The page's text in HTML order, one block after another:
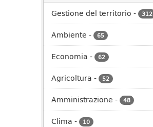
Gestione del territorio - 312
Ambiente - 65
Economia - 62
Agricoltura - 52
Amministrazione - 48
Clima - 10